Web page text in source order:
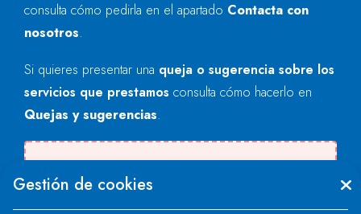
consulta cómo pedirla en el apartado Contacta con
nosotros.
Si quieres presentar una queja o sugerencia sobre los
servicios que prestamos consulta cómo hacerlo en
Quejas y sugerencias.
"text".
Gestión de cookies